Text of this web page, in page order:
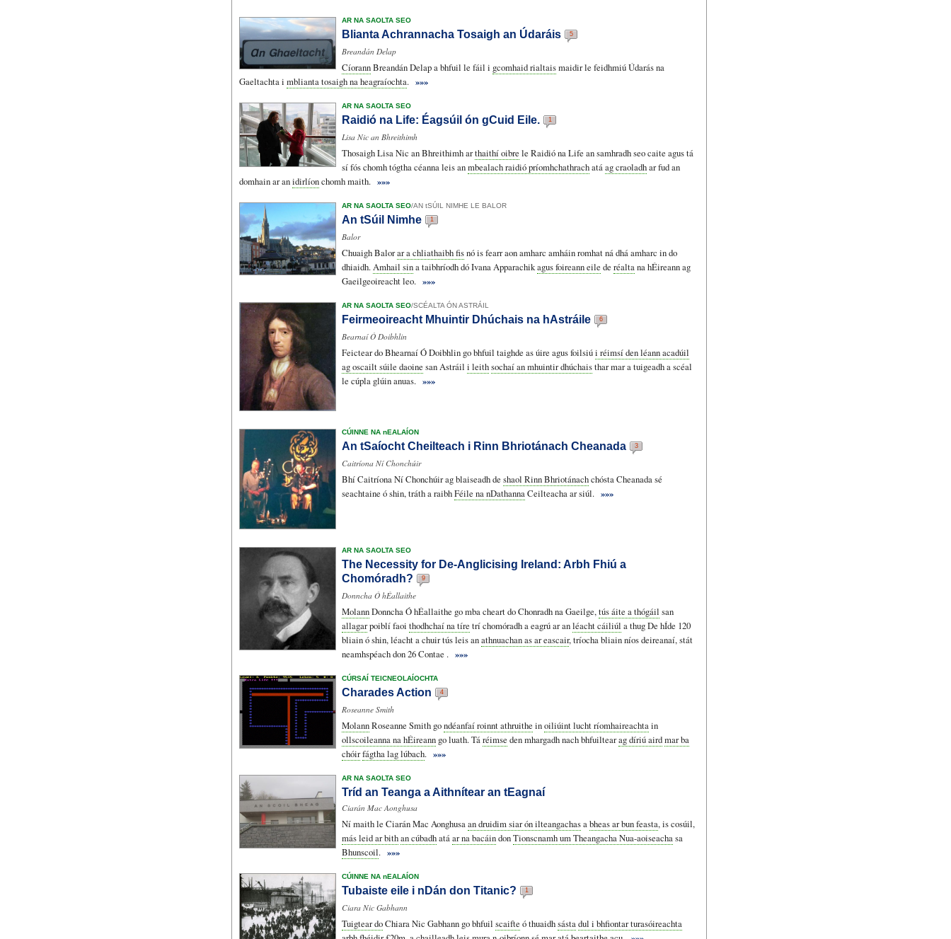
AR NA SAOLTA SEO
Blianta Achrannacha Tosaigh an Údaráis 5
Breandán Delap
CíorannBreandán Delap a bhfuil le fáil i gcomhaid rialtaismaidir le feidhmiú Údarás na
Gaeltachta i mblianta tosaigh na heagraíochta. »»»
AR NA SAOLTA SEO
Raidió na Life: Éagsúil ón gCuid Eile. 1
Lisa Nic an Bhreithimh
Thosaigh Lisa Nic an Bhreithimh arthaithí oibre le Raidió na Life an samhradh seo caite agus tá
sí fós chomh tógtha céanna leis anmbealach raidió príomhchathrachatáag craoladhar fud an
domhain ar anidirlíonchomh maith. »»»
AR NA SAOLTA SEO/AN tSÚIL NIMHE LE BALOR
An tSúil Nimhe 1
Balor
Chuaigh Balorar a chliathaibh fisnó is fearr aon amharc amháin romhat ná dhá amharc in do
dhiaidh.Amhail sina taibhríodh dó Ivana Apparachikagus foireann eile de réaltana hÉireann ag
Gaeilgeoireacht leo. »»»
AR NA SAOLTA SEO/SCÉALTA ÓN ASTRÁIL
Feirmeoireacht Mhuintir Dhúchais na hAstráile 6
Bearnaí Ó Doibhlin
Feictear do Bhearnaí Ó Doibhlin go bhfuil taighde as úire agus foilsiúi réimsí den léann acadúil
ag oscailt súile daoine san Astráil i leithsochaí an mhuintir dhúchaisthar mar a tuigeadh a scéal
le cúpla glúin anuas. »»»
CÚINNE NA nEALAÍON
An tSaíocht Cheilteach i Rinn Bhriotánach Cheanada 3
Caitríona Ní Chonchúir
Bhí Caitríona Ní Chonchúir ag blaiseadh de shaol Rinn Bhriotánachchósta Cheanada sé
seachtaine ó shin, tráth a raibhFéile na nDathannaCeilteacha ar siúl. »»»
AR NA SAOLTA SEO
The Necessity for De-Anglicising Ireland: Arbh Fhiú a
Chomóradh?
9
Donncha Ó hÉallaithe
MolannDonncha Ó hÉallaithe go mba cheart do Chonradh na Gaeilge,tús áite a thógáil san
allagarpoiblí faoi thodhchaí na tíre trí chomóradh a eagrú ar anléacht cáiliúl a thug De hÍde 120
bliain ó shin, léacht a chuir tús leis anathnuachan as ar eascair, tríocha bliain níos deireanaí, stát
neamhspéach don 26 Contae . »»»
CÚRSAÍ TEICNEOLAÍOCHTA
Charades Action 4
Roseanne Smith
MolannRoseanne Smith gondéanfaí roinnt athruithe inoiliúint lucht ríomhaireachtain
ollscoileanna na hÉireann go luath. Táréimse den mhargadh nach bhfuiltearag díriú airdmar ba
chóirfágtha lag lúbach. »»»
AR NA SAOLTA SEO
Tríd an Teanga a Aithnítear an tEagnaí
Ciarán Mac Aonghusa
Ní maith le Ciarán Mac Aonghusaan druidim siar ón ilteangachasabheas ar bun feasta, is cosúil,
más leid ar bithan cúbadhatáar na bacáindonTionscnamh um Theangacha Nua-aoiseachasa
Bhunscoil. »»»
CÚINNE NA nEALAÍON
Tubaiste eile i nDán don Titanic? 1
Ciara Nic Gabhann
Tuigtear doChiara Nic Gabhann go bhfuil scaifte ó thuaidhsástadul i bhfiontar turasóireachta